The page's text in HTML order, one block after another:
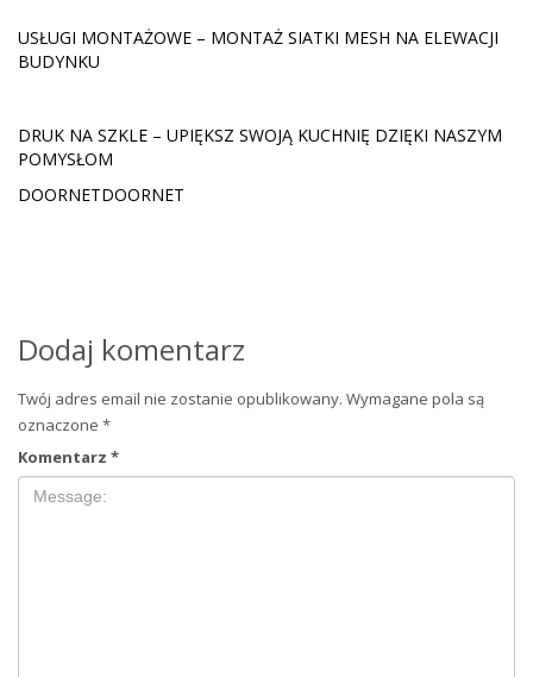
USŁUGI MONTAŻOWE – MONTAŻ SIATKI MESH NA ELEWACJI
BUDYNKU
DRUK NA SZKLE – UPIĘKSZ SWOJĄ KUCHNIĘ DZIĘKI NASZYM
POMYSŁOM
DOORNETDOORNET
Dodaj komentarz
Twój adres email nie zostanie opublikowany. Wymagane pola są
oznaczone *
Komentarz *